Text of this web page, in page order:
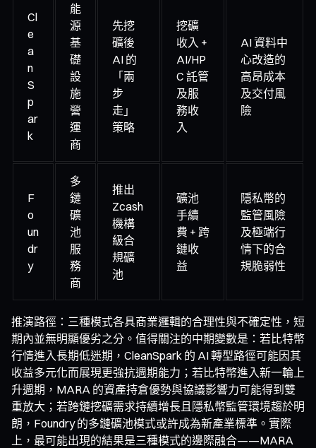
Cl
e
a
n
S
p
ar
k
能
源
基
礎
設
施
營
運
商
先挖
礦後
AI 的
「兩
步
走」
策略
挖礦
收入 +
AI/HP
C 託管
及服
務收
入
AI 資料中
心改造的
高昂成本
及交付風
險
F
o
un
dr
y
多
鏈
礦
池
服
務
商
推出
Zcash
機構
級合
規礦
池
礦池
手續
費 + 跨
鏈收
益
隱私幣的
監管風險
及極端行
情下的合
規脆弱性
推演路徑：三種模式各具商業邏輯的合理性與不確定性，短
期內並無明顯優劣之分。值得關注的中期變數是：若比特幣
行情進入長期低迷期，CleanSpark 的 AI 轉型路徑可能因其
收益多元化而展現更強抗週期能力；若比特幣進入新一輪上
升週期，MARA 的資產持倉優勢與協議影響力可能得到雙
重放大；若跨鏈挖礦需求持續增長且隱私幣監管環境趨於明
朗，Foundry 的多鏈礦池模式或許成為新產業標準。實際
上，最可能出現的結果是三種模式的邊際融合——MARA